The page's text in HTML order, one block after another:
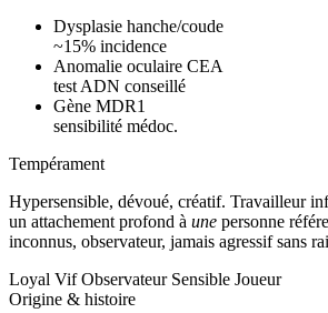
Dysplasie hanche/coude
~15% incidence
Anomalie oculaire CEA
test ADN conseillé
Gène MDR1
sensibilité médoc.
Tempérament
Hypersensible, dévoué, créatif. Travailleur
un attachement profond à une personne
inconnus, observateur, jamais agressif sans
Loyal Vif Observateur Sensible Joueur
Origine & histoire